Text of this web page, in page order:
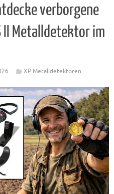
verborgene
II Metalldetektor im
XP Metalldetektoren